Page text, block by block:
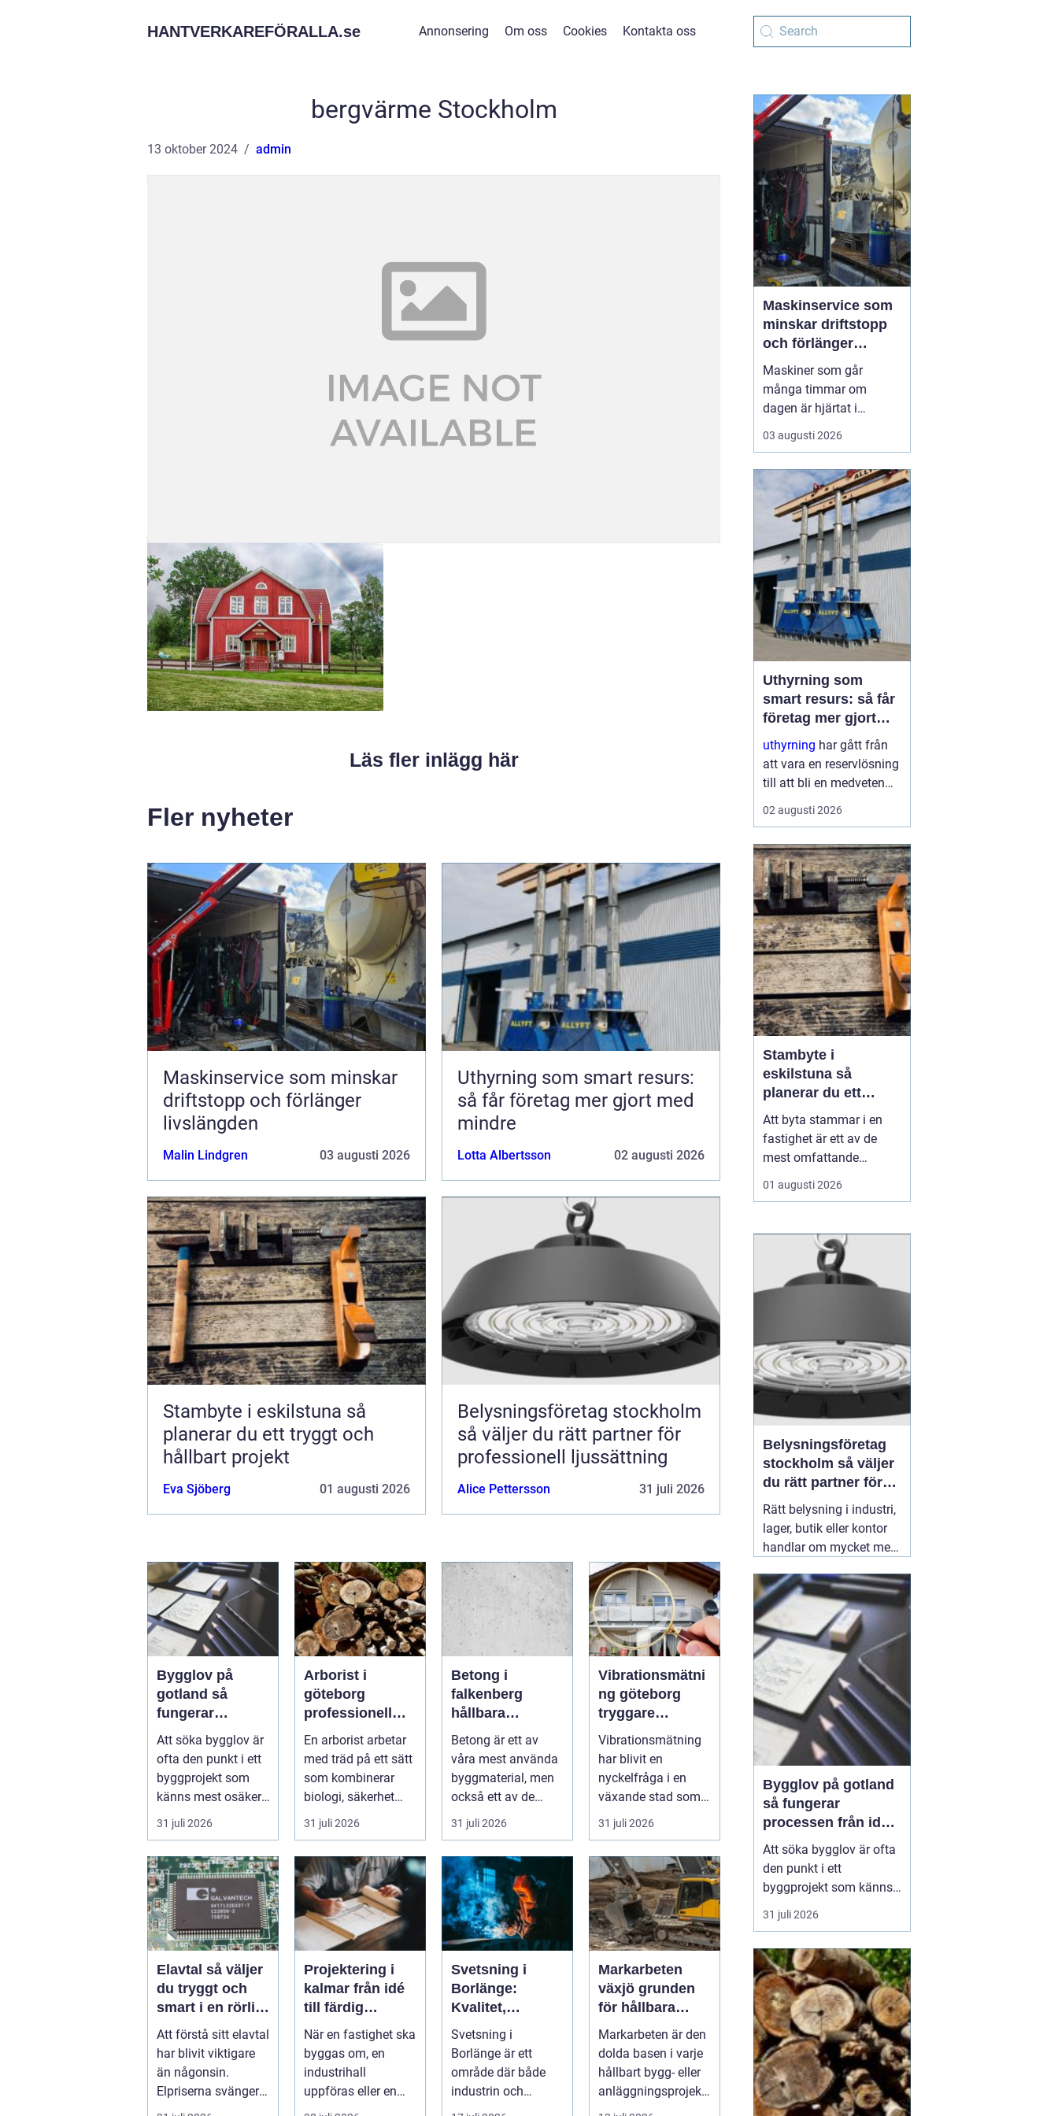
HANTVERKAREFÖRALLA.se Annonsering Om oss Cookies Kontakta oss
bergvärme Stockholm
13 oktober 2024 admin
Läs fler inlägg här
Fler nyheter
Maskinservice som minskar
driftstopp och förlänger
livslängden
Malin Lindgren 03 augusti 2026
Uthyrning som smart resurs:
så får företag mer gjort med
mindre
Lotta Albertsson 02 augusti 2026
Stambyte i eskilstuna så
planerar du ett tryggt och
hållbart projekt
Eva Sjöberg 01 augusti 2026
Belysningsföretag stockholm
så väljer du rätt partner för
professionell ljussättning
Alice Pettersson 31 juli 2026
Bygglov på
gotland så
fungerar
processen från
idé till godkänt
beslut
Att söka bygglov är
ofta den punkt i ett
byggprojekt som
känns mest osäker.
Frågorna hopar sig:
vilk...
31 juli 2026
Arborist i
göteborg
professionell
trädvård för
säkra och friska
En arborist arbetar
med träd på ett sätt
som kombinerar
biologi, säkerhet
och hantverk. I en
stad so...
31 juli 2026
Betong i
falkenberg
hållbara
lösningar för
grund, golv och
utemiljö
Betong är ett av
våra mest använda
byggmaterial, men
också ett av de
mest
missförstådda.
Många tänke...
31 juli 2026
Vibrationsmätni
ng göteborg
tryggare
markarbeten i
tät stadsmiljö
Vibrationsmätning
har blivit en
nyckelfråga i en
växande stad som
Göteborg. När nya
bostäder, broar,...
31 juli 2026
Elavtal så väljer
du tryggt och
smart i en rörlig
elmarknad
Att förstå sitt elavtal
har blivit viktigare
än någonsin.
Elpriserna svänger
snabbt, nya typer av
Projektering i
kalmar från idé
till färdig
lösning
När en fastighet ska
byggas om, en
industrihall
uppföras eller en
lantbruksanläggnin
Svetsning i
Borlänge:
Kvalitet,
precision och
hållbara
konstruktioner
Svetsning i
Borlänge är ett
område där både
industrin och
mindre verkst&a...
Markarbeten
växjö grunden
för hållbara
projekt
Markarbeten är den
dolda basen i varje
hållbart bygg- eller
anläggningsprojekt.
Oavsett om det
Maskinservice som
minskar driftstopp
och förlänger
livslängden
Maskiner som går
många timmar om
dagen är hjärtat i
entreprenad, skog och
lantbruk. När de stannar,
genomtänkt
maskinservice intebara
en kostnad, utan ett sätt
a...
03 augusti 2026
Uthyrning som
smart resurs: så får
företag mer gjort
med mindre
uthyrning har gått från
att vara en reservlösning
till att bli en medveten
strategi för många
företag. I stället för att
utrustning väljer allt fler
att hyra. Det frigör både
pengar o...
02 augusti 2026
Stambyte i
eskilstuna så
planerar du ett
tryggt och hållbart
projekt
Att byta stammar i en
fastighet är ett av de
mest omfattande
ingreppen som kan
göras i ett hus.
nödvändig åtgärd för att
undvika vattenskador,
fuktproblem och
kostsamma akuta
fastighetsäga...
01 augusti 2026
Belysningsföretag
stockholm så väljer
du rätt partner för
professionell
ljussättning
Rätt belysning i industri,
lager, butik eller kontor
handlar om mycket mer
Ljuset påverkar säkerhet,
energikostnader,
produktivitet och hur en
lokal upplevs varje dag.
När företag i Stockholm
letar
31 juli 2026
Bygglov på gotland
så fungerar
processen från idé
till godkänt beslut
Att söka bygglov är ofta
den punkt i ett
byggprojekt som känns
mest osäker. Frågorna
hopar sig: vilka
länge tar det, vad säger
detaljplanen och hur
påverkas tidsplanen? På
Gotland tillkommer
dessutom särskilda
hänsyn, som kultur...
31 juli 2026